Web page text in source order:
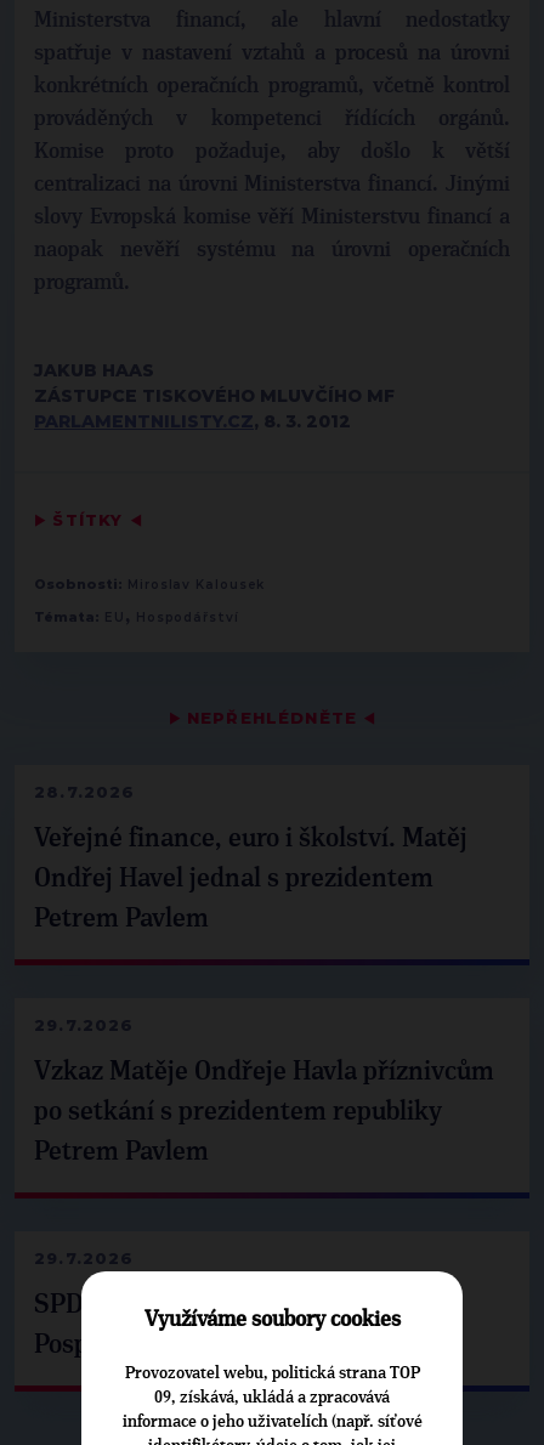
▶ NEPŘEHLÉDNĚTE ◀
28.7.2026
Veřejné finance, euro i školství. Matěj
Ondřej Havel jednal s prezidentem
Petrem Pavlem
29.7.2026
Vzkaz Matěje Ondřeje Havla příznivcům
po setkání s prezidentem republiky
Petrem Pavlem
29.7.2026
SPD už není ve zprávě o extremismu.
Pospíšil: Je tu pachuť
Ministerstva financí, ale hlavní nedostatky
spatřuje v nastavení vztahů a procesů na úrovni
konkrétních operačních programů, včetně kontrol
prováděných v kompetenci řídících orgánů.
Komise proto požaduje, aby došlo k větší
centralizaci na úrovni Ministerstva financí. Jinými
slovy Evropská komise věří Ministerstvu financí a
naopak nevěří systému na úrovni operačních
programů.
JAKUB HAAS
ZÁSTUPCE TISKOVÉHO MLUVČÍHO MF
, 8. 3. 2012
▶ ŠTÍTKY ◀
Osobnosti: Miroslav Kalousek
Témata: EU , Hospodářství
Využíváme soubory cookies
Provozovatel webu, politická strana TOP
09, získává, ukládá a zpracovává
informace o jeho uživatelích (např. síťové